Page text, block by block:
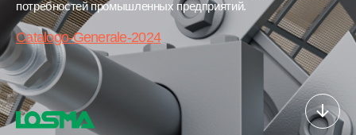
потребностей промышленных предприятий.
Catalogo-Generale-2024